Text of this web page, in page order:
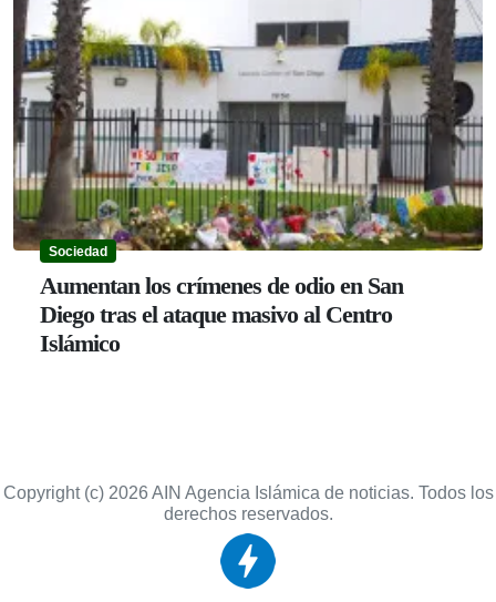
Sociedad
Aumentan los crímenes de odio en San
Diego tras el ataque masivo al Centro
Islámico
Copyright (c) 2026 AIN Agencia Islámica de noticias. Todos los
derechos reservados.